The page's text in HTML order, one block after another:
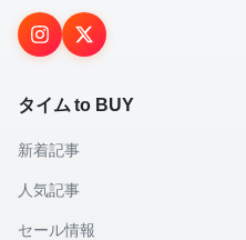
タイム to BUY
新着記事
人気記事
セール情報